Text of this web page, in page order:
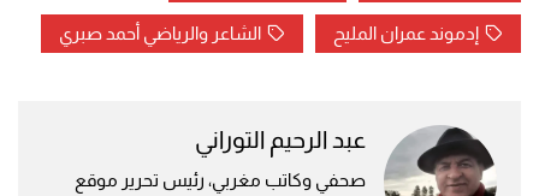
إدموند عمران المليح الشاعر والرياضي أحمد صبري
عبد الرحيم التوراني
صحفي وكاتب مغربي، رئيس تحرير موقع